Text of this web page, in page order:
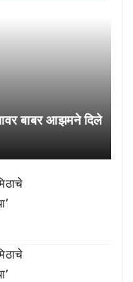
बाबर आझमने दिले